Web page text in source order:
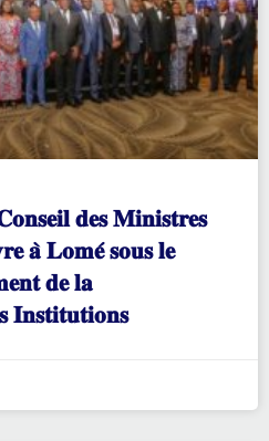
𝐝𝐞𝐬 𝐌𝐢𝐧𝐢𝐬𝐭𝐫𝐞𝐬
𝐚̀ 𝐋𝐨𝐦𝐞́ 𝐬𝐨𝐮𝐬 𝐥𝐞
𝐝𝐞 𝐥𝐚